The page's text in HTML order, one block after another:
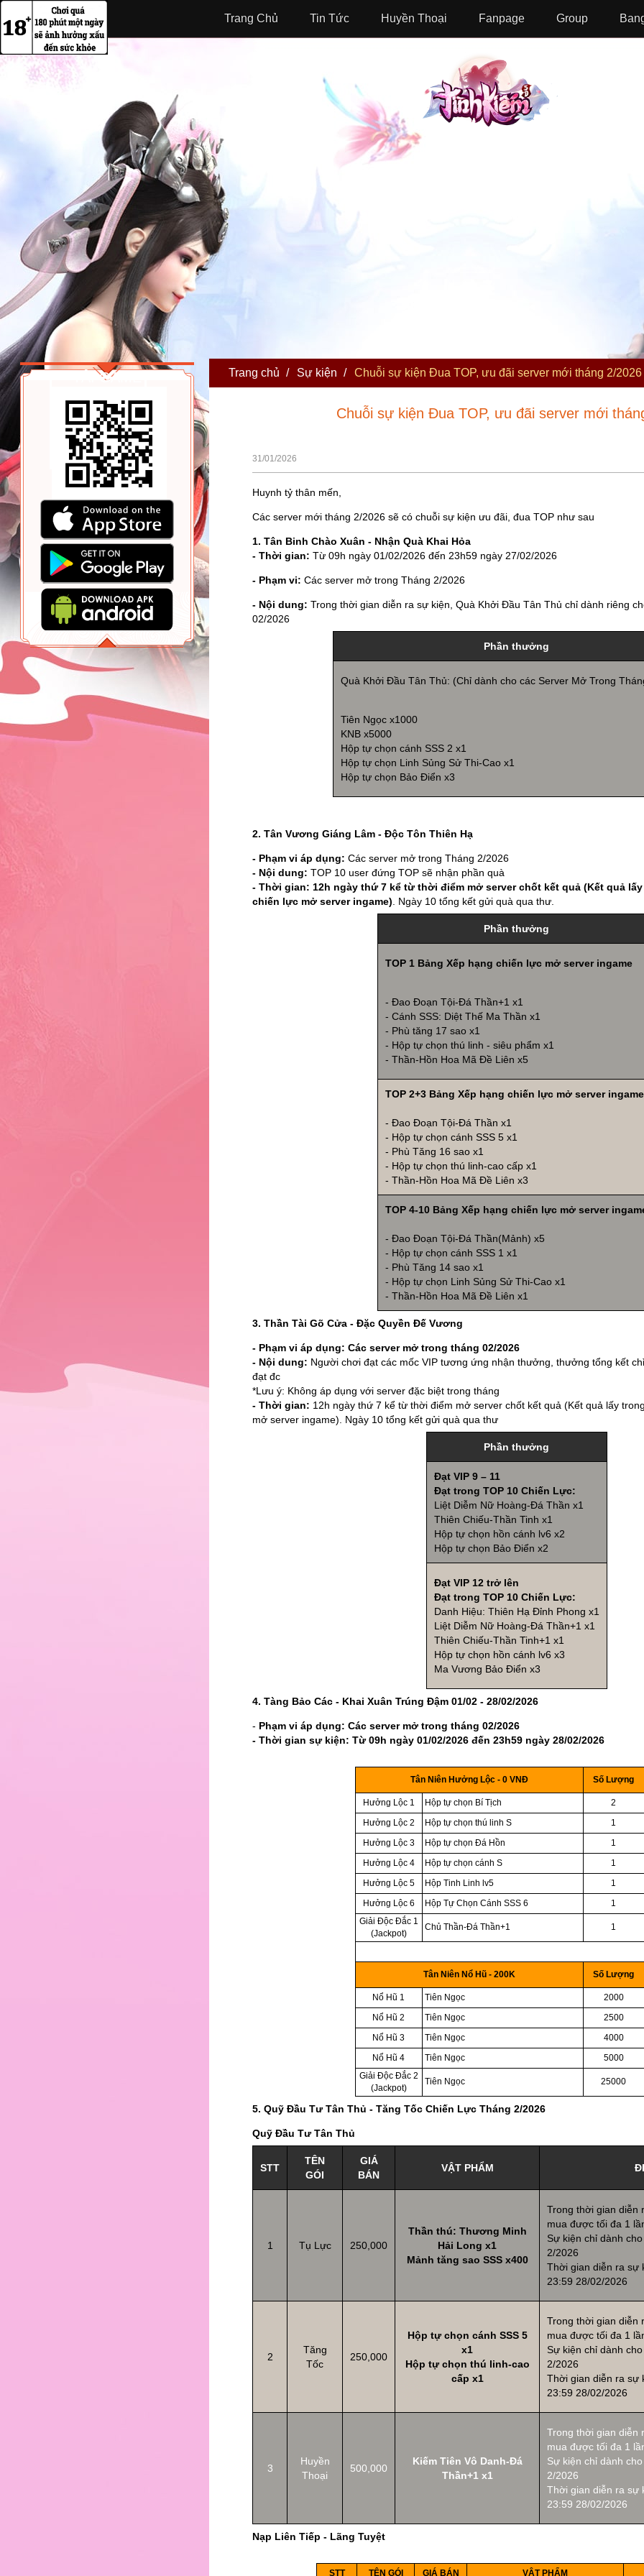
Trang Chủ Tin Tức Huyền Thoại Fanpage Group
TẢI GAME Trang chủ / Sự kiện / Chuỗi sự kiện Đua TOP, ưu đãi server mới tháng 2/2026
Chuỗi sự kiện Đua TOP, ưu đãi server mới
31/01/2026
Huynh tỷ thân mến,
Các server mới tháng 2/2026 sẽ có chuỗi sự kiện ưu đãi, đua TOP như sau
1. Tân Binh Chào Xuân - Nhận Quà Khai Hỏa
- Thời gian: Từ 09h ngày 01/02/2026 đến 23h59 ngày 27/02/2026
- Phạm vi: Các server mở trong Tháng 2/2026
- Nội dung: Trong thời gian diễn ra sự kiện, Quà Khởi Đầu Tân Thủ chỉ dành riêng
02/2026
Phần thưởng
Quà Khởi Đầu Tân Thủ: (Chỉ dành cho các Server Mở Trong
Tiên Ngọc x1000
KNB x5000
Hộp tự chọn cánh SSS 2 x1
Hộp tự chọn Linh Sủng Sử Thi-Cao x1
Hộp tự chọn Bảo Điển x3
2. Tân Vương Giáng Lâm - Độc Tôn Thiên Hạ
- Phạm vi áp dụng: Các server mở trong Tháng 2/2026
- Nội dung: TOP 10 user đứng TOP sẽ nhận phần quà
- Thời gian: 12h ngày thứ 7 kể từ thời điểm mở server chốt kết quả (Kết quả
chiến lực mở server ingame) . Ngày 10 tổng kết gửi quà qua thư.
Phần thưởng
TOP 1 Bảng Xếp hạng chiến lực mở server ingame
- Đao Đoạn Tội-Đá Thần+1 x1
- Cánh SSS: Diệt Thế Ma Thần x1
- Phù tăng 17 sao x1
- Hộp tự chọn thú linh - siêu phẩm x1
- Thần-Hồn Hoa Mã Đề Liên x5
TOP 2+3 Bảng Xếp hạng chiến lực mở server ingame
- Đao Đoạn Tội-Đá Thần x1
- Hộp tự chọn cánh SSS 5 x1
- Phù Tăng 16 sao x1
- Hộp tự chọn thú linh-cao cấp x1
- Thần-Hồn Hoa Mã Đề Liên x3
TOP 4-10 Bảng Xếp hạng chiến lực mở server
- Đao Đoạn Tội-Đá Thần(Mảnh) x5
- Hộp tự chọn cánh SSS 1 x1
- Phù Tăng 14 sao x1
- Hộp tự chọn Linh Sủng Sử Thi-Cao x1
- Thần-Hồn Hoa Mã Đề Liên x1
3. Thần Tài Gõ Cửa - Đặc Quyền Đế Vương
- Phạm vi áp dụng: Các server mở trong tháng 02/2026
- Nội dung: Người chơi đạt các mốc VIP tương ứng nhận thưởng, thưởng tổng kết
đạt đc
*Lưu ý: Không áp dụng với server đặc biệt trong tháng
- Thời gian: 12h ngày thứ 7 kể từ thời điểm mở server chốt kết quả (Kết quả lấy
mở server ingame). Ngày 10 tổng kết gửi quà qua thư
Phần thưởng
Đạt VIP 9 – 11
Đạt trong TOP 10 Chiến Lực:
Liệt Diễm Nữ Hoàng-Đá Thần x1
Thiên Chiếu-Thần Tinh x1
Hộp tự chọn hồn cánh lv6 x2
Hộp tự chọn Bảo Điển x2
Đạt VIP 12 trở lên
Đạt trong TOP 10 Chiến Lực:
Danh Hiệu: Thiên Hạ Đỉnh Phong x1
Liệt Diễm Nữ Hoàng-Đá Thần+1 x1
Thiên Chiếu-Thần Tinh+1 x1
Hộp tự chọn hồn cánh lv6 x3
Ma Vương Bảo Điển x3
4. Tàng Bảo Các - Khai Xuân Trúng Đậm 01/02 - 28/02/2026
- Phạm vi áp dụng: Các server mở trong tháng 02/2026
- Thời gian sự kiện: Từ 09h ngày 01/02/2026 đến 23h59 ngày 28/02/2026
Tân Niên Hưởng Lộc - 0 VNĐ Số Lượng
Hưởng Lộc 1 Hộp tự chọn Bí Tịch 2
Hưởng Lộc 2 Hộp tự chọn thú linh S 1
Hưởng Lộc 3 Hộp tự chọn Đá Hồn 1
Hưởng Lộc 4 Hộp tự chọn cánh S 1
Hưởng Lộc 5 Hộp Tinh Linh lv5
1
Hưởng Lộc 6
Hộp Tự Chọn Cánh SSS 6 1
Giải Độc Đắc 1
(Jackpot)
Chủ Thần-Đá Thần+1 1
Tân Niên Nổ Hũ - 200K Số Lượng
Nổ Hũ 1 Tiên Ngọc 2000
Nổ Hũ 2 Tiên Ngọc 2500
Nổ Hũ 3 Tiên Ngọc 4000
Nổ Hũ 4 Tiên Ngọc 5000
Giải Độc Đắc 2
(Jackpot)
Tiên Ngọc 25000
5. Quỹ Đầu Tư Tân Thủ - Tăng Tốc Chiến Lực Tháng 2/2026
Quỹ Đầu Tư Tân Thủ
STT
TÊN
GÓI
GIÁ
BÁN
VẬT PHẨM
1 Tụ Lực 250,000
Thần thú: Thương Minh
Hải Long x1
Mảnh tăng sao SSS x400
Trong thời gian diễn
mua được tối đa 1
Sự kiện chỉ dành
2/2026
Thời gian diễn ra sự
23:59 28/02/2026
2
Tăng
Tốc
250,000
Hộp tự chọn cánh SSS 5
x1
Hộp tự chọn thú linh-cao
cấp x1
Trong thời gian diễn
mua được tối đa 1
Sự kiện chỉ dành
2/2026
Thời gian diễn ra sự
23:59 28/02/2026
3
Huyền
Thoại
500,000
Kiếm Tiên Vô Danh-Đá
Thần+1 x1
Trong thời gian diễn
mua được tối đa 1
Sự kiện chỉ dành
2/2026
Thời gian diễn ra sự
23:59 28/02/2026
Nạp Liên Tiếp - Lãng Tuyệt
STT TÊN GÓI GIÁ BÁN VẬT PHẨM